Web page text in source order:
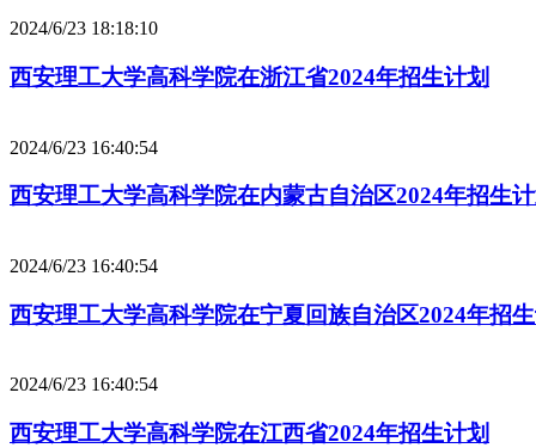
2024/6/23 18:18:10
西安理工大学高科学院在浙江省2024年招生计划
2024/6/23 16:40:54
西安理工大学高科学院在内蒙古自治区2024年招生计
2024/6/23 16:40:54
西安理工大学高科学院在宁夏回族自治区2024年招生
2024/6/23 16:40:54
西安理工大学高科学院在江西省2024年招生计划